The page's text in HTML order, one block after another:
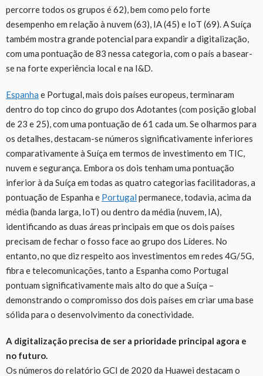
percorre todos os grupos é 62), bem como pelo forte
desempenho em relação à nuvem (63), IA (45) e IoT (69). A Suíça
também mostra grande potencial para expandir a digitalização,
com uma pontuação de 83 nessa categoria, com o país a basear-
se na forte experiência local e na I&D.
Espanha e Portugal, mais dois países europeus, terminaram
dentro do top cinco do grupo dos Adotantes (com posição global
de 23 e 25), com uma pontuação de 61 cada um. Se olharmos para
os detalhes, destacam-se números significativamente inferiores
comparativamente à Suíça em termos de investimento em TIC,
nuvem e segurança. Embora os dois tenham uma pontuação
inferior à da Suíça em todas as quatro categorias facilitadoras, a
pontuação de Espanha e Portugal permanece, todavia, acima da
média (banda larga, IoT) ou dentro da média (nuvem, IA),
identificando as duas áreas principais em que os dois países
precisam de fechar o fosso face ao grupo dos Líderes. No
entanto, no que diz respeito aos investimentos em redes 4G/5G,
fibra e telecomunicações, tanto a Espanha como Portugal
pontuam significativamente mais alto do que a Suíça –
demonstrando o compromisso dos dois países em criar uma base
sólida para o desenvolvimento da conectividade.
A digitalização precisa de ser a prioridade principal agora e
no futuro.
Os números do relatório GCI de 2020 da Huawei destacam o